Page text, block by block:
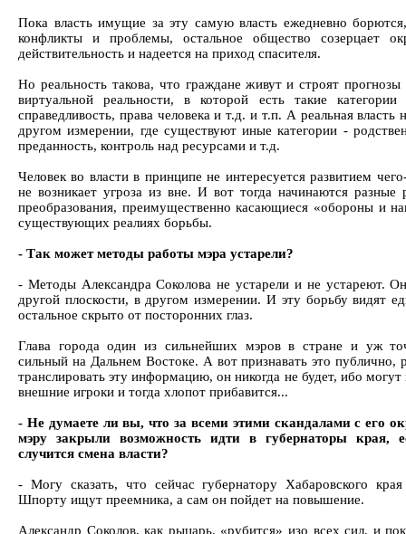
Пока власть имущие за эту самую власть ежедневно борются,
конфликты и проблемы, остальное общество созерцает
действительность и надеется на приход спасителя.
Но реальность такова, что граждане живут и строят прогнозы
виртуальной реальности, в которой есть такие категории
справедливость, права человека и т.д. и т.п. А реальная власть
другом измерении, где существуют иные категории -
преданность, контроль над ресурсами и т.д.
Человек во власти в принципе не интересуется развитием
не возникает угроза из вне. И вот тогда начинаются
преобразования, преимущественно касающиеся «обороны и
существующих реалиях борьбы.
- Так может методы работы мэра устарели?
- Методы Александра Соколова не устарели и не устареют.
другой плоскости, в другом измерении. И эту борьбу видят
остальное скрыто от посторонних глаз.
Глава города один из сильнейших мэров в стране и уж
сильный на Дальнем Востоке. А вот признавать это публично,
транслировать эту информацию, он никогда не будет, ибо могут
внешние игроки и тогда хлопот прибавится...
- Не думаете ли вы, что за всеми этими скандалами с его
мэру закрыли возможность идти в губернаторы края,
случится смена власти?
- Могу сказать, что сейчас губернатору Хабаровского края
Шпорту ищут преемника, а сам он пойдет на повышение.
Александр Соколов, как рыцарь, «рубится» изо всех сил, и